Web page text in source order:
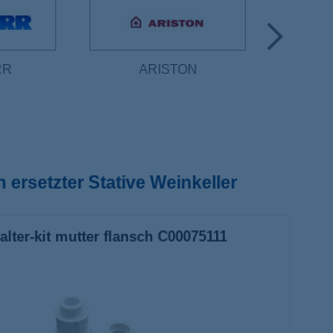
ARISTON
ersetzter Stative Weinkeller
kit mutter flansch C00075111